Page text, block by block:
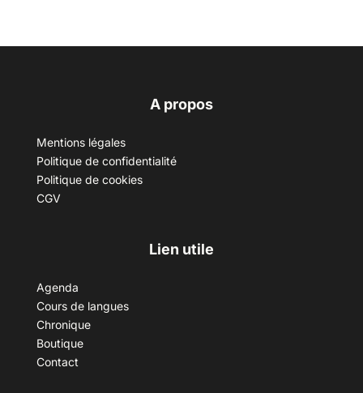
A propos
Mentions légales
Politique de confidentialité
Politique de cookies
CGV
Lien utile
Agenda
Cours de langues
Chronique
Boutique
Contact